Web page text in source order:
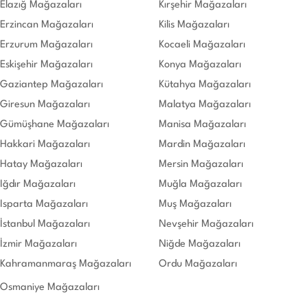
Elazığ Mağazaları
Erzincan Mağazaları
Erzurum Mağazaları
Eskişehir Mağazaları
Gaziantep Mağazaları
Giresun Mağazaları
Gümüşhane Mağazaları
Hakkari Mağazaları
Hatay Mağazaları
Iğdır Mağazaları
Isparta Mağazaları
İstanbul Mağazaları
İzmir Mağazaları
Kahramanmaraş Mağazaları
Kırşehir Mağazaları
Kilis Mağazaları
Kocaeli Mağazaları
Konya Mağazaları
Kütahya Mağazaları
Malatya Mağazaları
Manisa Mağazaları
Mardin Mağazaları
Mersin Mağazaları
Muğla Mağazaları
Muş Mağazaları
Nevşehir Mağazaları
Niğde Mağazaları
Ordu Mağazaları
Osmaniye Mağazaları